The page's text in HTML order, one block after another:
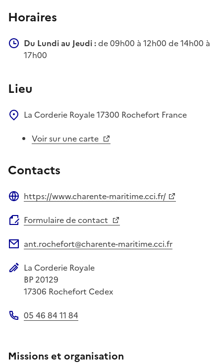
Horaires
Du Lundi au Jeudi :de 09h00 à 12h00 de 14h00 à
17h00
Lieu
La Corderie Royale17300 Rochefort France
Voir sur une carte
Contacts
https://www.charente-maritime.cci.fr/
Formulaire de contact
ant.rochefort@charente-maritime.cci.fr
Adresse postale
La Corderie Royale
BP 20129
17306 Rochefort Cedex
05 46 84 11 84
Missions et organisation